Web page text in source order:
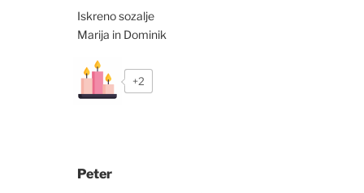
Iskreno sozalje
Marija in Dominik
+2
Peter